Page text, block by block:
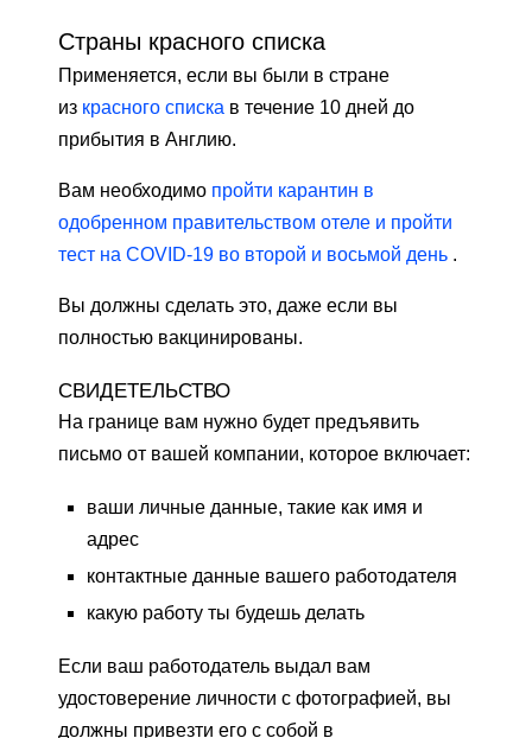
Страны красного списка
Применяется, если вы были в стране
из красного списка в течение 10 дней до
прибытия в Англию.
Вам необходимо пройти карантин в
одобренном правительством отеле и пройти
тест на COVID-19 во второй и восьмой день .
Вы должны сделать это, даже если вы
полностью вакцинированы.
СВИДЕТЕЛЬСТВО
На границе вам нужно будет предъявить
письмо от вашей компании, которое включает:
ваши личные данные, такие как имя и
адрес
контактные данные вашего работодателя
какую работу ты будешь делать
Если ваш работодатель выдал вам
удостоверение личности с фотографией, вы
должны привезти его с собой в